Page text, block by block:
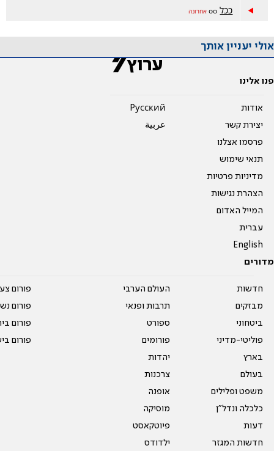
ככל oo אחרונה
אולי יעניין אותך
פנו אלינו
אודות
יצירת קשר
פרסמו אצלנו
תנאי שימוש
מדיניות פרטיות
הצהרת נגישות
המייל האדום
עברית
English
Pусский
عربية
מדורים
חדשות
מבזקים
ביטחוני
פוליטי-מדיני
בארץ
בעולם
משפט ופלילים
כלכלה ונדל"ן
דעות
חדשות המגזר
העולם הערבי
תרבות ופנאי
ספורט
פורומים
יהדות
צרכנות
אופנה
מוסיקה
פיוטקאסט
ילדודס
פורום
פורום
פורום
פורום